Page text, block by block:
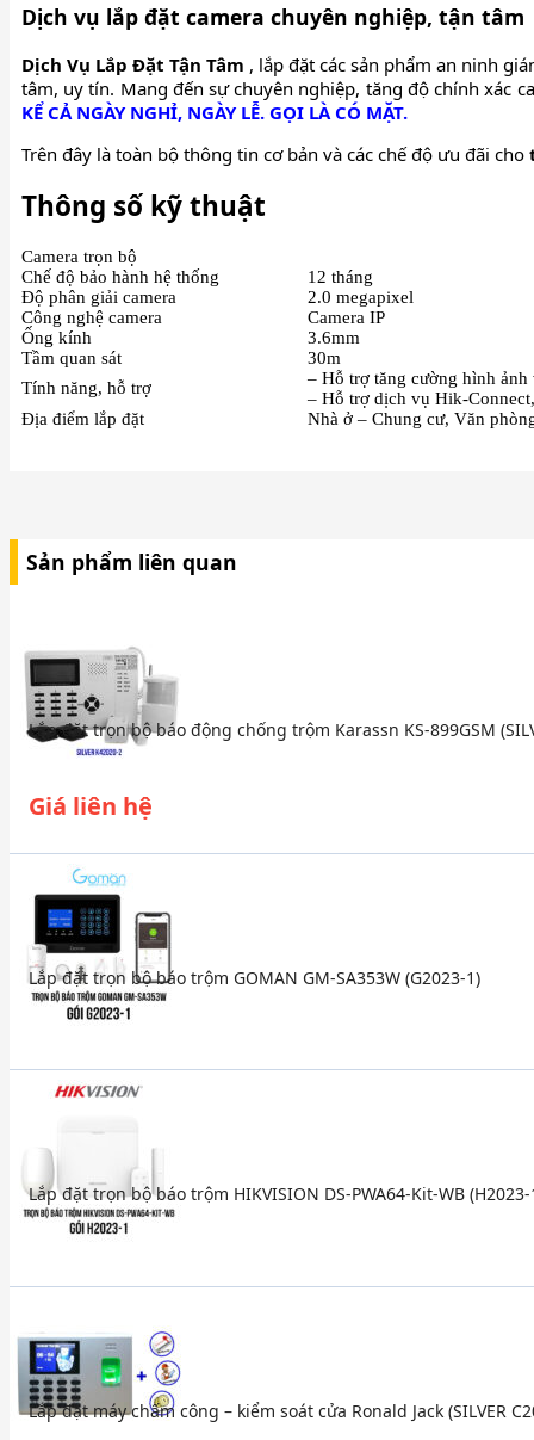
Dịch vụ lắp đặt camera chuyên nghiệp, tận tâm
Dịch Vụ Lắp Đặt Tận Tâm , lắp đặt các sản phẩm an ninh
tâm, uy tín. Mang đến sự chuyên nghiệp, tăng độ chính xác
KỂ CẢ NGÀY NGHỈ, NGÀY LỄ. GỌI LÀ CÓ MẶT.
Trên đây là toàn bộ thông tin cơ bản và các chế độ ưu đãi cho
Thông số kỹ thuật
Camera trọn bộ
Chế độ bảo hành hệ thống
12 tháng
Độ phân giải camera
2.0 megapixel
Công nghệ camera
Camera IP
Ống kính
3.6mm
Tầm quan sát
30m
Tính năng, hỗ trợ
– Hỗ trợ tăng cường hình
– Hỗ trợ dịch vụ Hik-
Địa điểm lắp đặt
Nhà ở – Chung cư, Văn
Sản phẩm liên quan
Lắp đặt trọn bộ báo động chống trộm Karassn KS-899GSM
Giá liên hệ
Lắp đặt trọn bộ báo trộm GOMAN GM-SA353W (G2023-1)
Lắp đặt trọn bộ báo trộm HIKVISION DS-PWA64-Kit-WB (H2023-
Lắp đặt máy chấm công – kiểm soát cửa Ronald Jack (SILVER